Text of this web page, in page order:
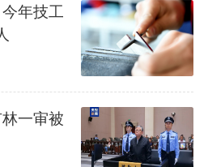
年技工
一审被